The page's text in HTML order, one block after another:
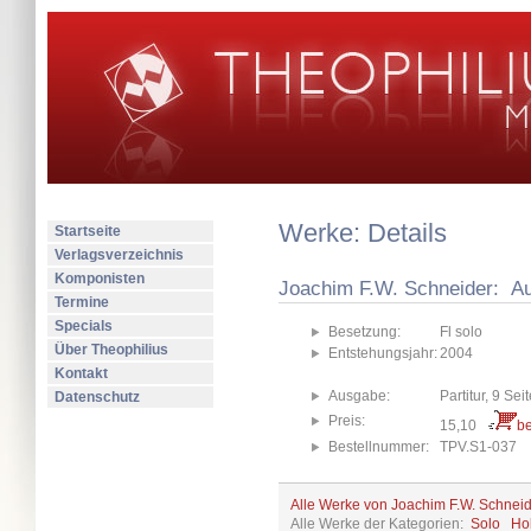
Startseite
Verlagsverzeichnis
Komponisten
Termine
Specials
Über Theophilius
Kontakt
Datenschutz
Werke: Details
Joachim F.W. Schneider:
Besetzung:
Fl solo
Entstehungsjahr:2004
Ausgabe:
Partitur, 9
Preis:
15,10
Bestellnummer:
TPV.S1-037
Alle Werke von Joachim F.W.
Alle Werke der Kategorien: Solo